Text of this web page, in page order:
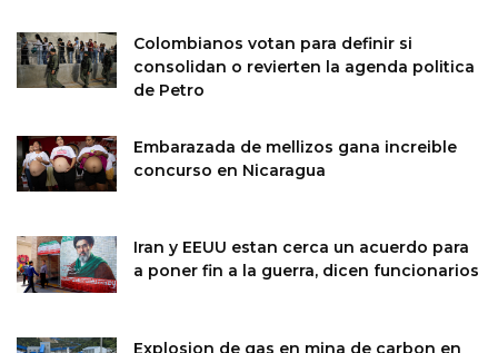
Colombianos votan para definir si
consolidan o revierten la agenda politica
de Petro
Embarazada de mellizos gana increible
concurso en Nicaragua
Iran y EEUU estan cerca un acuerdo para
a poner fin a la guerra, dicen funcionarios
Explosion de gas en mina de carbon en